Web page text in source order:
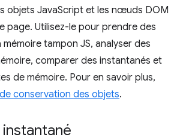
objets JavaScript et les nœuds DOM
page. Utilisez-le pour prendre des
tampon JS, analyser des
comparer des instantanés et
de mémoire. Pour en savoir plus,
conservation des objets.